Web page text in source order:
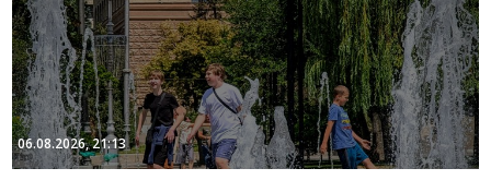
06.08.2026, 21:13